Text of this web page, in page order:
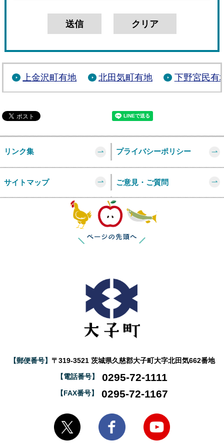
上金沢町有地 北田気町有地 下野宮民有
リンク集 プライバシーポリシー
サイトマップ ご意見・ご質問
【郵便番号】 〒319-3521 茨城県久慈郡大子町大字北田気662番地
【電話番号】 0295-72-1111
【FAX番号】 0295-72-1167
大子町Twitter 大子町Facebook